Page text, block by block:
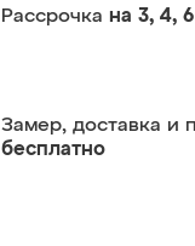
Рассрочка на 3, 4,
Замер, доставка и
бесплатно